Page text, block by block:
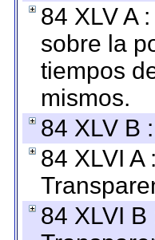
84 XLV A
sobre la
tiempos
mismos.
84 XLV B
84 XLVI
84 XLVI